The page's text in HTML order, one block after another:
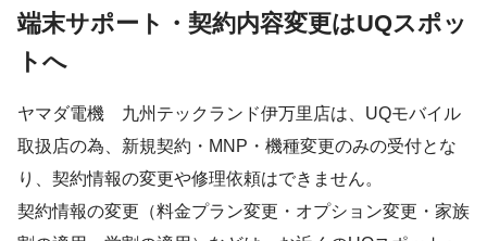
端末サポート・契約内容変更はUQスポッ
トへ
ヤマダ電機 九州テックランド伊万里店は、UQモバイル
取扱店の為、新規契約・MNP・機種変更のみの受付とな
り、契約情報の変更や修理依頼はできません。
契約情報の変更（料金プラン変更・オプション変更・家族